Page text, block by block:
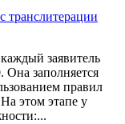
транслитерации
заявитель
Она заполняется
правил
этом этапе у